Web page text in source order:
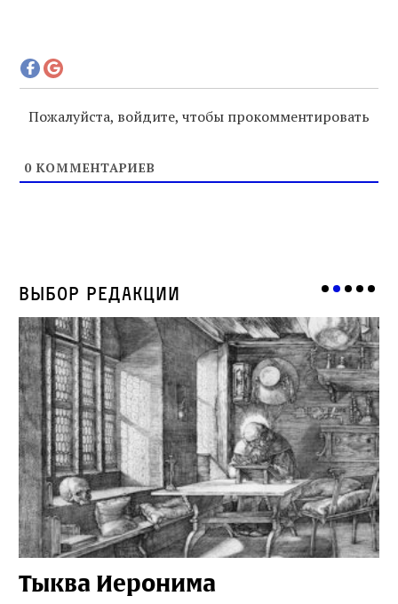
Пожалуйста, войдите, чтобы прокомментировать
0 КОММЕНТАРИЕВ
Выбор редакции
Тыква Иеронима